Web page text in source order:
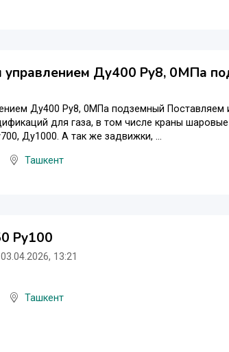
управлением Ду400 Ру8, 0МПа
Ду400 Ру8, 0МПа подземный Поставляем
для газа, в том числе краны
Ду1000. А так же задвижки, ...
Ташкент
Ру100
03.04.2026, 13:21
Ташкент